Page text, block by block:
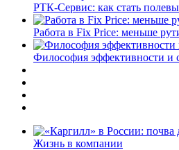
РТК-Сервис: как стать
Работа в Fix Price: меньше
Философия эффективности и
Жизнь в компании